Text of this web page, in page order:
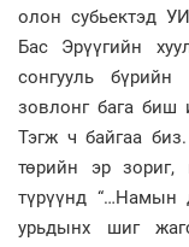
олон субьектэд
Бас Эрүүгийн
сонгууль
зовлонг бага биш
Тэгж ч байгаа
төрийн эр зориг,
түрүүнд “…Намын
урьдынх шиг